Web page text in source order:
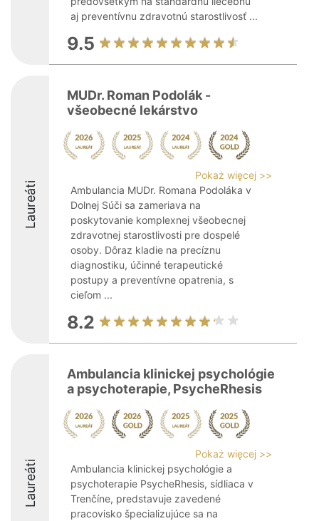
aj preventívnu zdravotnú starostlivosť ...
9.5
Laureáti
MUDr. Roman Podolák -
všeobecné lekárstvo
Pokaż więcej >>
Ambulancia MUDr. Romana Podoláka v
Dolnej Súči sa zameriava na
poskytovanie komplexnej všeobecnej
zdravotnej starostlivosti pre dospelé
osoby. Dôraz kladie na precíznu
diagnostiku, účinné terapeutické
postupy a preventívne opatrenia, s
cieľom ...
8.2
Laureáti
Ambulancia klinickej psychológie
a psychoterapie, PsycheRhesis
Pokaż więcej >>
Ambulancia klinickej psychológie a
psychoterapie PsycheRhesis, sídliaca v
Trenčíne, predstavuje zavedené
pracovisko špecializujúce sa na